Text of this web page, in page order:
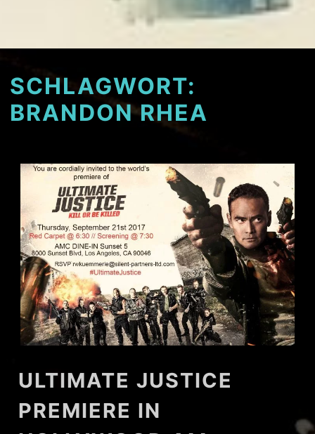
SCHLAGWORT:
BRANDON RHEA
ULTIMATE JUSTICE
PREMIERE IN